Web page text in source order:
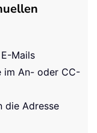
Mails
im An- oder CC-
die Adresse